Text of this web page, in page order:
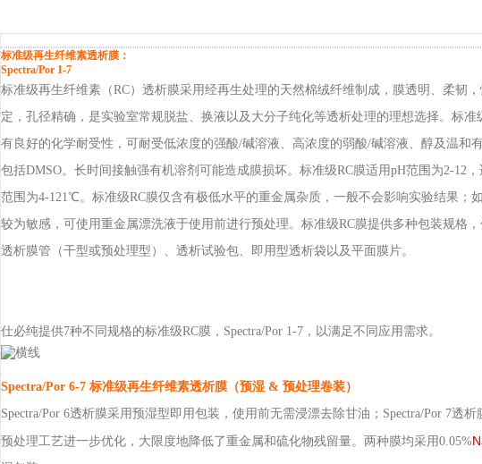
标准级再生纤维素透析膜：
Spectra/Por 1-7
标准级再生纤维素（RC）透析膜采用经再生处理的天然棉绒纤维制成，膜透明、柔韧
定，孔径精确，是实验室常规脱盐、换液以及大分子纯化等透析处理的理想选择。标准
有良好的化学耐受性，可耐受低浓度的强酸/碱溶液、高浓度的弱酸/碱溶液、醇及温和有
包括DMSO。长时间接触强有机溶剂可能造成膜损坏。标准级RC膜适用pH范围为2-12
范围为4-121℃。标准级RC膜仅含有极低水平的重金属杂质，一般不会影响实验结果；
较为敏感，可使用重金属漂洗液于使用前进行预处理。标准级RC膜提供多种包装规格
透析膜管（干型或预处理型）、透析试验包、即用型透析袋以及平面膜片。
仕必纯提供7种不同规格的标准级RC膜，Spectra/Por 1-7，以满足不同应用需求。
Spectra/Por 6-7 标准级再生纤维素透析膜（预湿 & 预处理卷装）
Spectra/Por 6透析膜采用预湿型即用包装，使用前无需浸漂去除甘油；Spectra/Por 7透析
预处理工艺进一步优化，大限度地降低了重金属和硫化物残留量。两种膜均采用0.05%